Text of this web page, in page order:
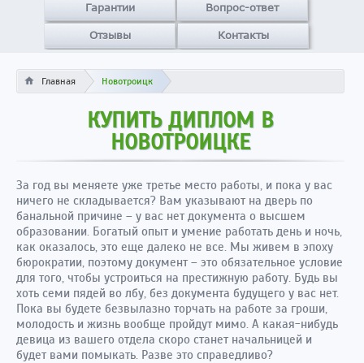
Гарантии Вопрос-ответ
Отзывы Контакты
Главная Новотроицк
КУПИТЬ ДИПЛОМ В
НОВОТРОИЦКЕ
За год вы меняете уже третье место работы, и пока у вас
ничего не складывается? Вам указывают на дверь по
банальной причине – у вас нет документа о высшем
образовании. Богатый опыт и умение работать день и ночь,
как оказалось, это еще далеко не все. Мы живем в эпоху
бюрократии, поэтому документ – это обязательное условие
для того, чтобы устроиться на престижную работу. Будь вы
хоть семи пядей во лбу, без документа будущего у вас нет.
Пока вы будете безвылазно торчать на работе за гроши,
молодость и жизнь вообще пройдут мимо. А какая-нибудь
девица из вашего отдела скоро станет начальницей и
будет вами помыкать. Разве это справедливо?